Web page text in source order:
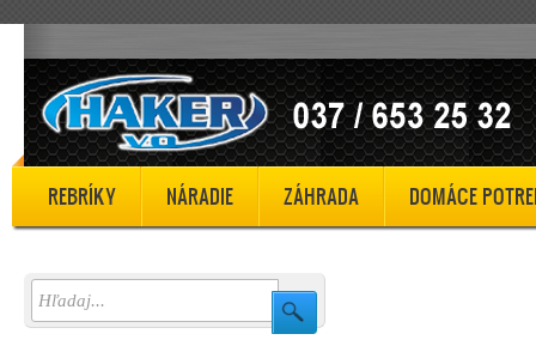
REBRÍKY NÁRADIE ZÁHRADA DOMÁCE